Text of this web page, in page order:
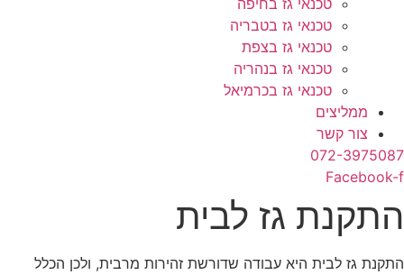
טכנאי גז בחיפה
טכנאי גז בטבריה
טכנאי גז בצפת
טכנאי גז בנהריה
טכנאי גז בכרמיאל
ממליצים
צור קשר
072-3975087
Facebook-f
התקנת גז לבית
התקנת גז לבית היא עבודה שדורשת זהירות מרבית, ולכן הכלל